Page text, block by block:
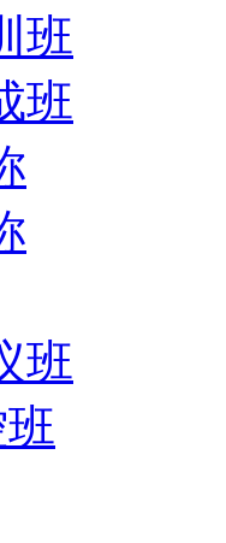
班
班
班